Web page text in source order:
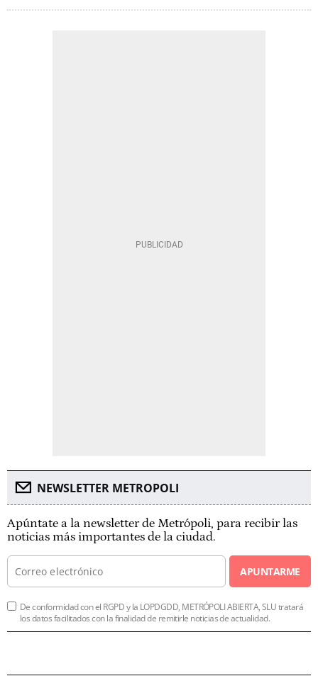
NEWSLETTER METROPOLI
Apúntate a la newsletter de Metrópoli, para recibir las
noticias más importantes de la ciudad.
APUNTARME
De conformidad con el RGPD y la LOPDGDD, METRÓPOLI ABIERTA, SLU tratará
los datos facilitados con la finalidad de remitirle noticias de actualidad.